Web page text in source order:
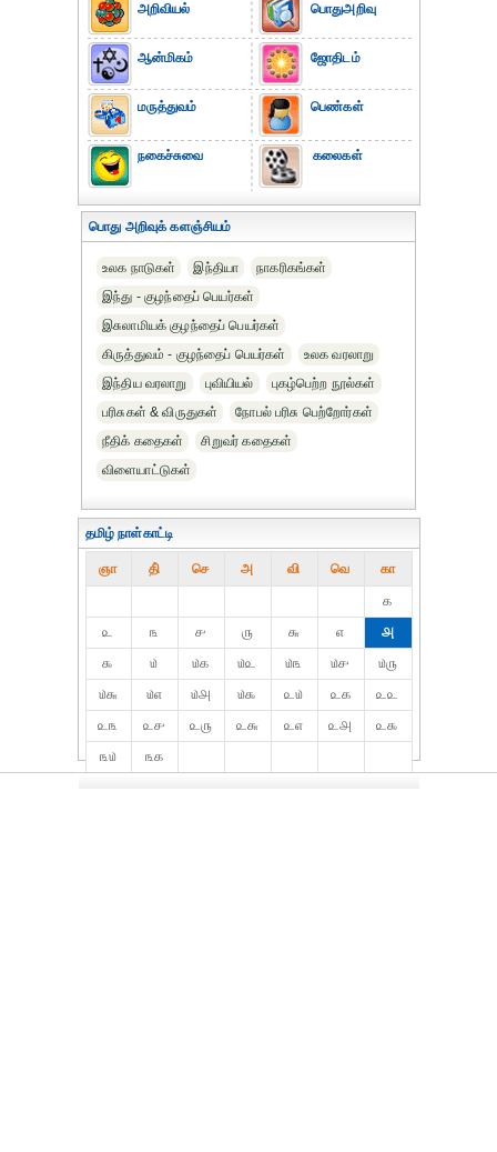
அறிவியல்
ஆன்மிகம்
மருத்துவம்
நகைச்சுவை
பொதுஅறிவு
ஜோதிடம்
பெண்கள்
கலைகள்
பொது அறிவுக் களஞ்சியம்
உலக நாடுகள் இந்தியா
நாகரிகங்கள்
இந்து - குழந்தைப் பெயர்கள்
இசுலாமியக் குழந்தைப் பெயர்கள்
கிருத்துவம் - குழந்தைப் பெயர்கள்
உலக வரலாறு
இந்திய வரலாறு
புவியியல்
புகழ்பெற்ற நூல்கள்
பரிசுகள் & விருதுகள்
நோபல் பரிசு‎ பெற்றோர்‎கள்
நீதிக் கதைகள்
சிறுவர் கதைகள்
விளையாட்டுகள்
தமிழ் நாள்காட்டி
ஞா தி் செ அ வி வெ கா
௧
௨
௩ ௪ ௫ ௬ ௭
௮
௯
௰ ௰௧ ௰௨ ௰௩ ௰௪
௰௫
௰௬
௰௭ ௰௮ ௰௯ ௨௰ ௨௧
௨௨
௨௩
௨௪ ௨௫ ௨௬ ௨௭ ௨௮
௨௯
௩௰
௩௧